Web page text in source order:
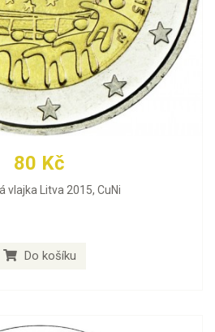
80 Kč
vlajka Litva 2015, CuNi
Do košíku